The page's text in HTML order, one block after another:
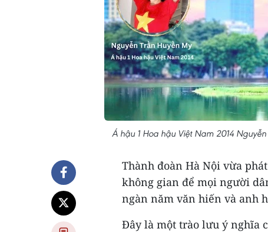
Á hậu 1 Hoa hậu Việt Nam 2014
Thành đoàn Hà Nội vừa
không gian để mọi người
ngàn năm văn hiến và anh
Đây là một trào lưu ý nghĩa